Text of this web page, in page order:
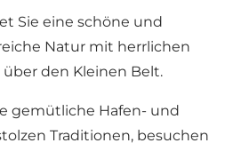
Sie eine schöne und
Natur mit herrlichen
den Kleinen Belt.
gemütliche Hafen- und
Traditionen, besuchen